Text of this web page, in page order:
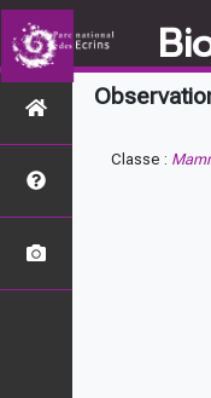
Classe :